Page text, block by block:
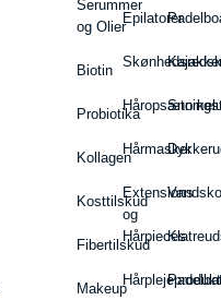
Serummer
og Olier
Biotin
Probiotika
Kollagen
Kosttilskud
Fibertilskud
Makeup
Epilatorer
Hårmasker
Extensions
og
Hårpieces
Vandsko